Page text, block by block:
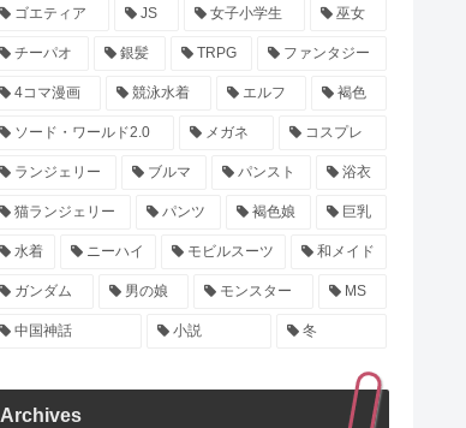
ゴエティア JS 女子小学生 巫女
チーパオ 銀髪 TRPG ファンタジー
4コマ漫画 競泳水着 エルフ 褐色
ソード・ワールド2.0 メガネ コスプレ
ランジェリー ブルマ パンスト 浴衣
猫ランジェリー パンツ 褐色娘 巨乳
水着 ニーハイ モビルスーツ 和メイド
ガンダム 男の娘 モンスター MS
中国神話 小説 冬
Archives